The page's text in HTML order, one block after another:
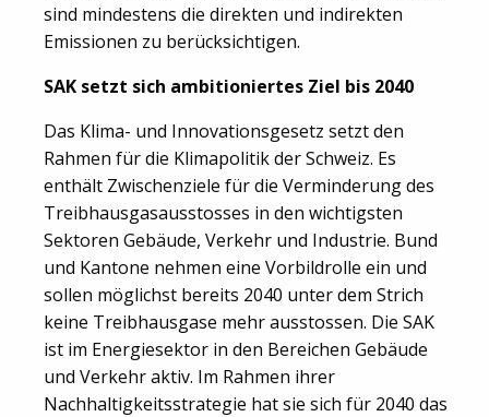
sind mindestens die direkten und indirekten
Emissionen zu berücksichtigen.
SAK setzt sich ambitioniertes Ziel bis 2040
Das Klima- und Innovationsgesetz setzt den
Rahmen für die Klimapolitik der Schweiz. Es
enthält Zwischenziele für die Verminderung des
Treibhausgasausstosses in den wichtigsten
Sektoren Gebäude, Verkehr und Industrie. Bund
und Kantone nehmen eine Vorbildrolle ein und
sollen möglichst bereits 2040 unter dem Strich
keine Treibhausgase mehr ausstossen. Die SAK
ist im Energiesektor in den Bereichen Gebäude
und Verkehr aktiv. Im Rahmen ihrer
Nachhaltigkeitsstrategie hat sie sich für 2040 das